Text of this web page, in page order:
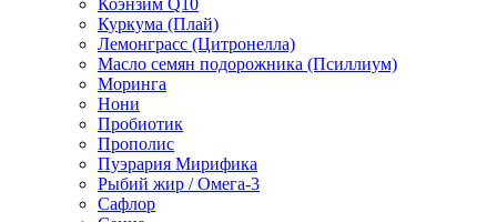
Коэнзим Q10
Куркума (Плай)
Лемонграсс (Цитронелла)
Масло семян подорожника (Псиллиум)
Моринга
Нони
Пробиотик
Прополис
Пуэрария Мирифика
Рыбий жир / Омега-3
Сафлор